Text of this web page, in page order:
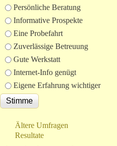
Auswahlmöglichkeiten
Persönliche Beratung
Informative Prospekte
Eine Probefahrt
Zuverlässige Betreuung
Gute Werkstatt
Internet-Info genügt
Eigene Erfahrung wichtiger
Ältere Umfragen
Resultate